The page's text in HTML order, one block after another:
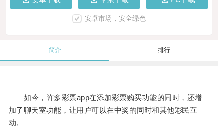
安卓市场，安全绿色
简介 排行
如今，许多彩票app在添加彩票购买功能的同时，还增
加了聊天室功能，让用户可以在中奖的同时和其他彩民互
动。